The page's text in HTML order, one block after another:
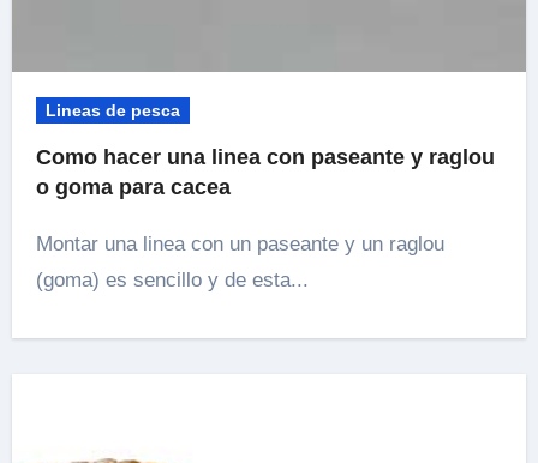
Lineas de pesca
Como hacer una linea con paseante y raglou
o goma para cacea
Montar una linea con un paseante y un raglou
(goma) es sencillo y de esta...